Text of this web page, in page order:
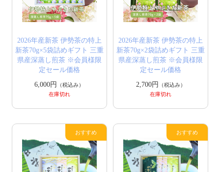
2026年産新茶 伊勢茶の特上
新茶70g×5袋詰めギフト 三重
県産深蒸し煎茶 ※会員様限
定セール価格
6,000円
（税込み）
在庫切れ
2026年産新茶 伊勢茶の特上
新茶70g×2袋詰めギフト 三重
県産深蒸し煎茶 ※会員様限
定セール価格
2,700円
（税込み）
在庫切れ